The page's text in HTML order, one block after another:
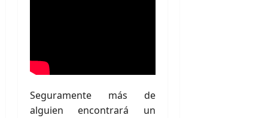
Seguramente más de
alguien encontrará un